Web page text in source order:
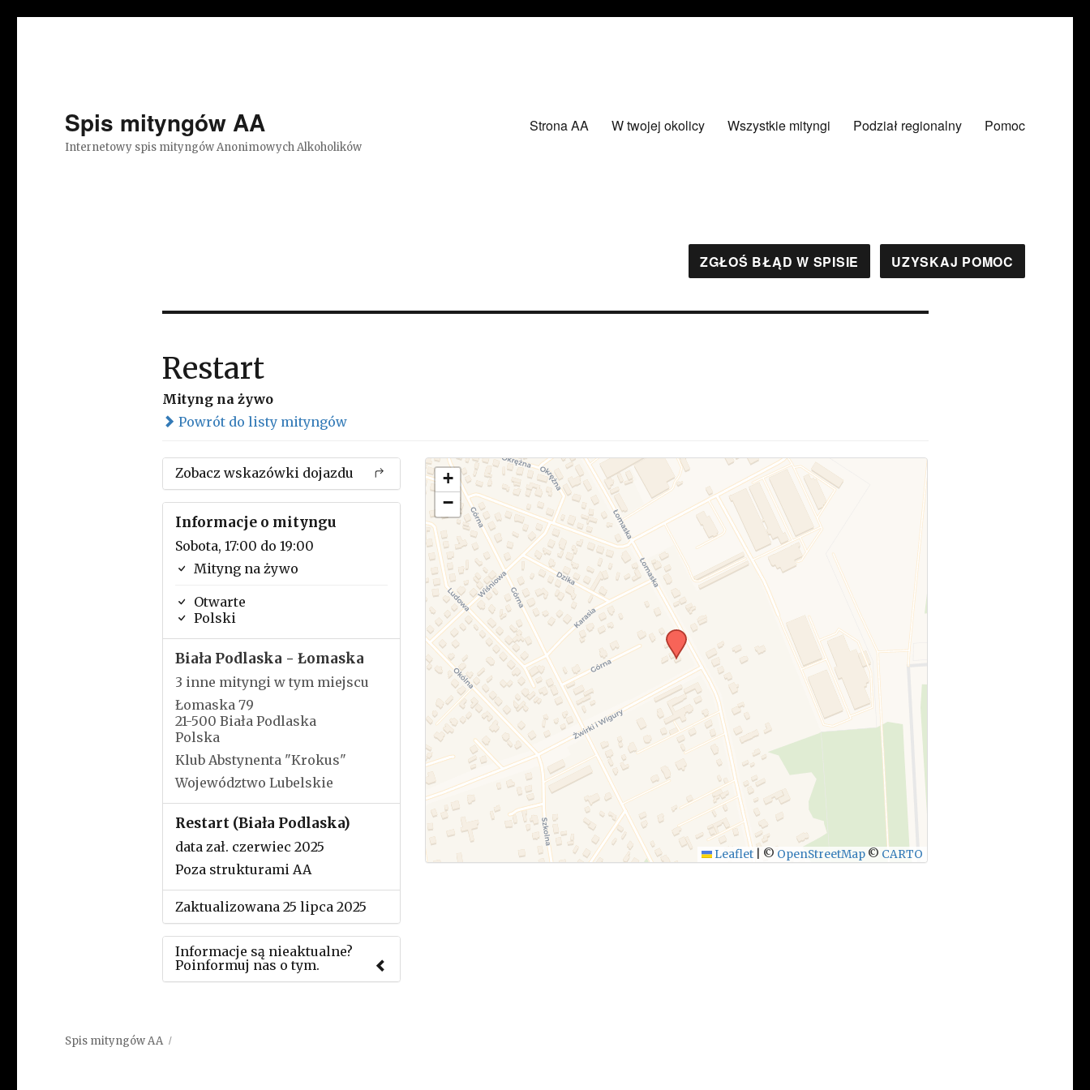
Spis mityngów AA
Internetowy spis mityngów Anonimowych Alkoholików
Strona AA W twojej okolicy Wszystkie mityngi Podział regionalny Pomoc
ZGŁOŚ BŁĄD W SPISIE UZYSKAJ POMOC
Restart
Mityng na żywo
Powrót do listy mityngów
Zobacz wskazówki dojazdu
Informacje o mityngu
Sobota, 17:00 do 19:00
Mityng na żywo
Otwarte
Polski
Biała Podlaska - Łomaska
3 inne mityngi w tym miejscu
Łomaska 79
21-500 Biała Podlaska
Polska
Klub Abstynenta "Krokus"
Województwo Lubelskie
Restart (Biała Podlaska)
data zał. czerwiec 2025
Poza strukturami AA
Zaktualizowana 25 lipca 2025
Informacje są nieaktualne?
Poinformuj nas o tym.
+
−
Leaflet © OpenStreetMap © CARTO
Spis mityngów AA